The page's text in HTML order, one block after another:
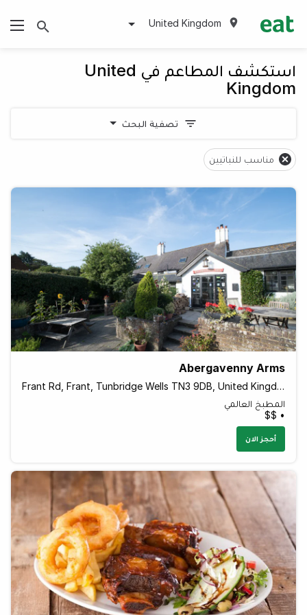
United Kingdom
استكشف المطاعم في United
Kingdom
تصفية البحث
مناسب للنباتيين
Abergavenny Arms
Frant Rd, Frant, Tunbridge Wells TN3 9DB, United Kingdom
المطبخ العالمي
• $$
أحجز الان